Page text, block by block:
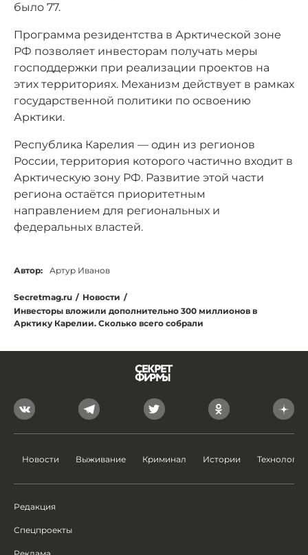
было 77.
Программа резидентства в Арктической зоне
РФ позволяет инвесторам получать меры
господдержки при реализации проектов на
этих территориях. Механизм действует в рамках
государственной политики по освоению
Арктики.
Республика Карелия — один из регионов
России, территория которого частично входит в
Арктическую зону РФ. Развитие этой части
региона остаётся приоритетным
направлением для региональных и
федеральных властей.
Автор: Артур Иванов
Secretmag.ru / Новости /
Инвесторы вложили дополнительно 300 миллионов в
Арктику Карелии. Сколько всего собрали
Новости Выживание Криминал Истории Технологии
Редакция
Спецпроекты